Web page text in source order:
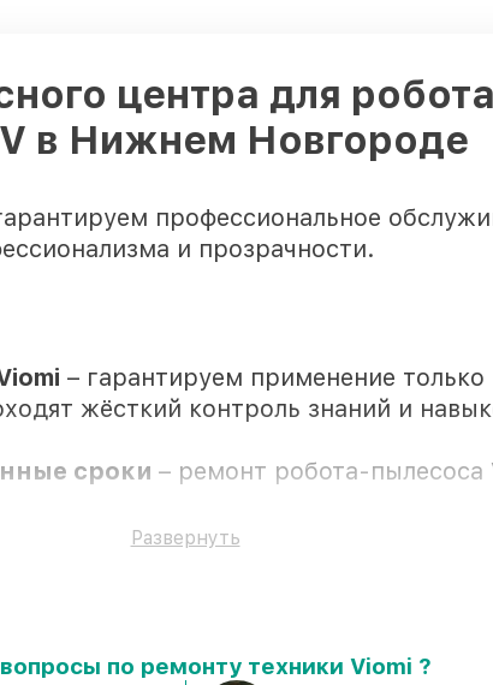
центра для
в Нижнем Новгороде
профессиональное
и прозрачности.
– гарантируем применение
жёсткий контроль знаний и
сроки – ремонт робота-пылесоса
услуги и комплектующие защищены
Развернуть
по ремонту техники Viomi ?